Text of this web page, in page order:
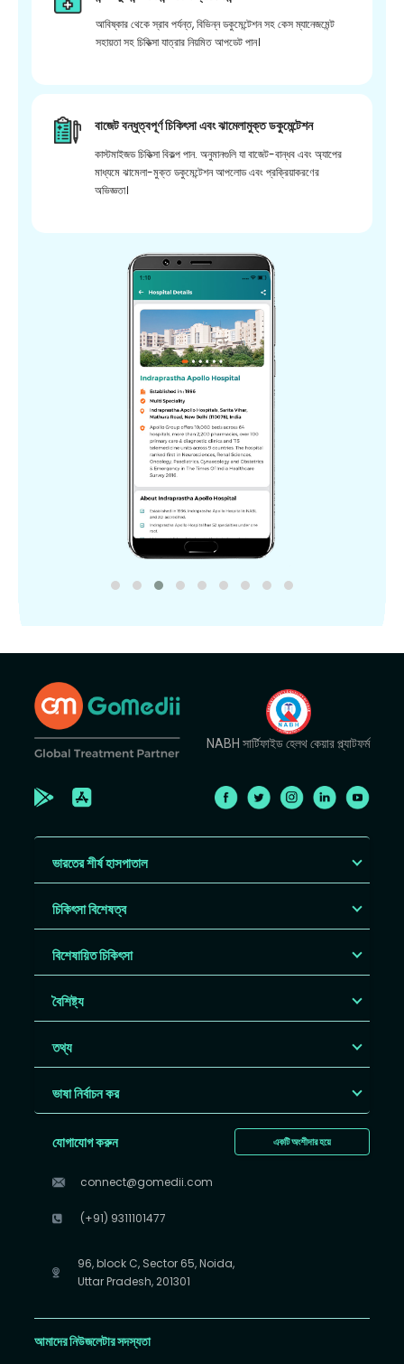
আবিষ্কার থেকে স্রাব পর্যন্ত, বিভিন্ন ডকুমেন্টেশন সহ কেস ম্যানেজমেন্ট
সহায়তা সহ চিকিত্সা যাত্রার নিয়মিত আপডেট পান।
বাজেট বন্ধুত্বপূর্ণ চিকিৎসা এবং ঝামেলামুক্ত ডকুমেন্টেশন
কাস্টমাইজড চিকিত্সা বিকল্প পান. অনুমানগুলি যা বাজেট-বান্ধব এবং অ্যাপের
মাধ্যমে ঝামেলা-মুক্ত ডকুমেন্টেশন আপলোড এবং প্রক্রিয়াকরণের
অভিজ্ঞতা।
NABH সার্টিফাইড হেলথ কেয়ার প্ল্যাটফর্ম
ভারতের শীর্ষ হাসপাতাল
চিকিৎসা বিশেষত্ব
বিশেষায়িত চিকিৎসা
বৈশিষ্ট্য
তথ্য
ভাষা নির্বাচন কর
একটি অংশীদার হয়ে
যোগাযোগ করুন
connect@gomedii.com
(+91) 9311101477
96, block C, Sector 65, Noida,
Uttar Pradesh, 201301
আমাদের নিউজলেটার সদস্যতা